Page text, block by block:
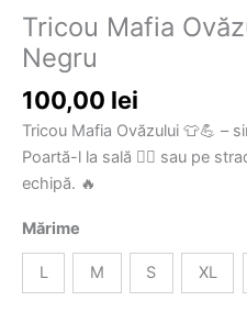
Tricou Mafia
Negru
100,00 lei
Tricou Mafia Ovăzului 👕💪 –
Poartă-l la sală 🏋️‍♂️ sau pe
echipă. 🔥
Mărime
L M S XL